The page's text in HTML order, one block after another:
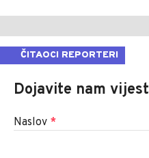
ČITAOCI REPORTERI
Dojavite nam vijest
Naslov *